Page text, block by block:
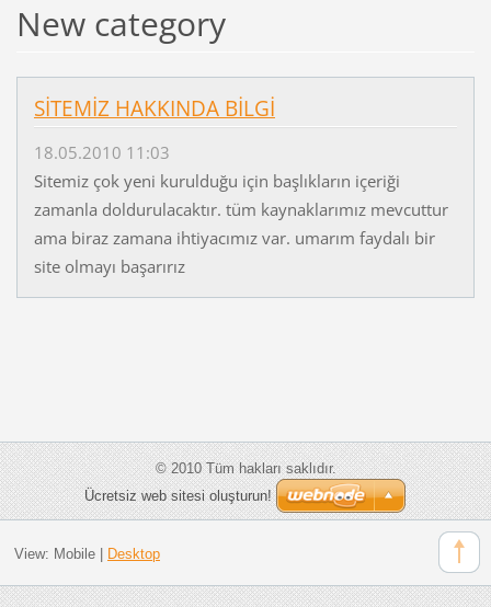
New category
SİTEMİZ HAKKINDA BİLGİ
18.05.2010 11:03
Sitemiz çok yeni kurulduğu için başlıkların içeriği
zamanla doldurulacaktır. tüm kaynaklarımız mevcuttur
ama biraz zamana ihtiyacımız var. umarım faydalı bir
site olmayı başarırız
© 2010 Tüm hakları saklıdır.
Ücretsiz web sitesi oluşturun!
View: Mobile| Desktop